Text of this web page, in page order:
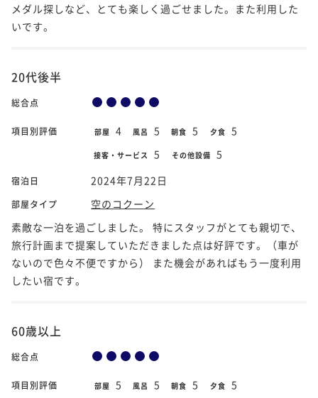
メダル探しなど、とても楽しく過ごせました。また利用した
いです。
20代後半
総合点
項目別評価 部屋 4 風呂 5 朝食 5 夕食 5
接客・サービス 5 その他設備 5
宿泊日 2024年7月22日
部屋タイプ
空のコクーン
素敵な一泊を過ごしました。 特にスタッフがとても親切で、
旅行計画まで提案していただきました点は好評です。（車が
ないので色々不便ですから） また機会があればもう一度利用
したい宿です。
60歳以上
総合点
項目別評価 部屋 5 風呂 5 朝食 5 夕食 5